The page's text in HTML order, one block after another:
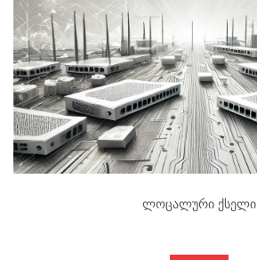
Ლოცალური Ქსელი